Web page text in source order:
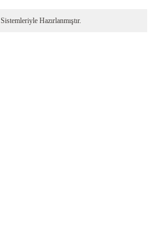
Sistemleriyle Hazırlanmıştır.